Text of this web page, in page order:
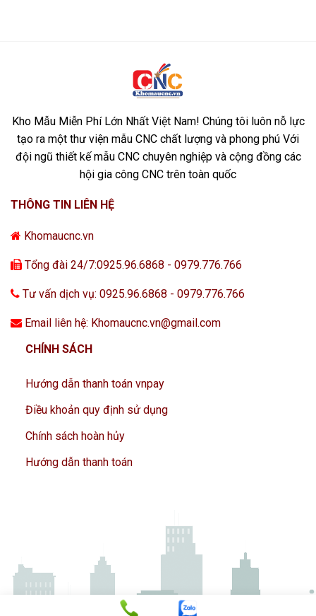
Kho Mẫu Miễn Phí Lớn Nhất Việt Nam! Chúng tôi luôn nỗ lực
tạo ra một thư viện mẫu CNC chất lượng và phong phú Với
đội ngũ thiết kế mẫu CNC chuyên nghiệp và cộng đồng các
hội gia công CNC trên toàn quốc
THÔNG TIN LIÊN HỆ
Khomaucnc.vn
Tổng đài 24/7:0925.96.6868 - 0979.776.766
Tư vấn dịch vụ: 0925.96.6868 - 0979.776.766
Email liên hệ: Khomaucnc.vn@gmail.com
CHÍNH SÁCH
Hướng dẫn thanh toán vnpay
Điều khoản quy định sử dụng
Chính sách hoàn hủy
Hướng dẫn thanh toán